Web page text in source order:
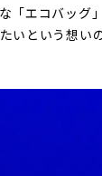
「エコバッグ
いという想